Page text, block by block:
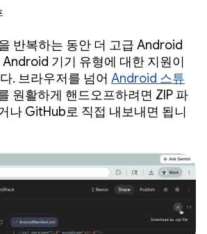
반복하는 동안 더 고급 Android
기기 유형에 대한 지원이
. 브라우저를 넘어 Android 스튜
원활하게 핸드오프하려면 ZIP 파
나 GitHub로 직접 내보내면 됩니